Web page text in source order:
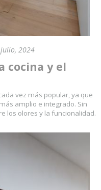
2024
cocina y el
vez más popular, ya que
amplio e integrado. Sin
los olores y la funcionalidad.